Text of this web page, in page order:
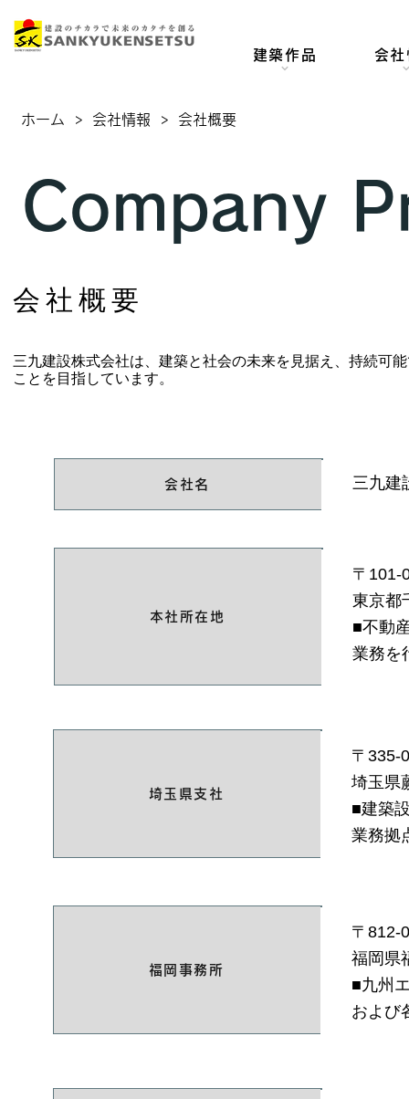
建築作品 会
ホーム > 会社情報 > 会社概要
Company
会社概要
三九建設株式会社は、建築と社会の未来を見据え、持続可
ことを目指しています。
会社名 三九建
本社所在地
〒101-
東京都
■不動
業務を
埼玉県支社
〒
埼玉県
■建築
業務拠
福岡事務所
〒812-
福岡県
■九州
および